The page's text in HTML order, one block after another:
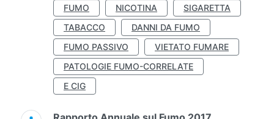
FUMO NICOTINA
SIGARETTA
TABACCO
DANNI DA FUMO
FUMO PASSIVO
VIETATO FUMARE
PATOLOGIE FUMO-CORRELATE
E CIG